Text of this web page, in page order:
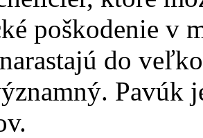
poškodenie v
do
Pavúk